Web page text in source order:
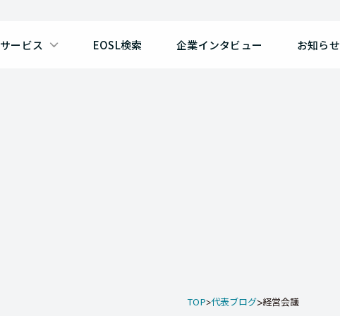
サービス EOSL検索 企業インタビュー お知らせ
TOP 代表ブログ 経営会議